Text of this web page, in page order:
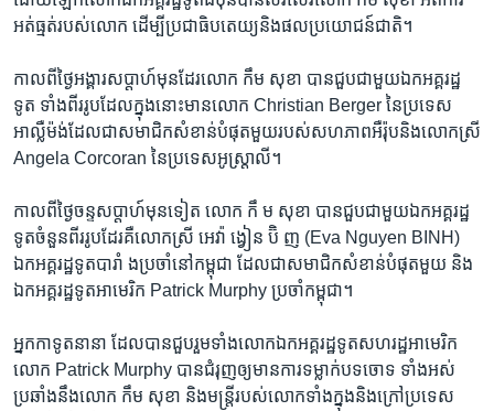
អត់ធ្មត់​របស់​លោក ដេីម្បី​ប្រជាធិបតេយ្យ​និង​ផលប្រយោជន៍​ជាតិ។
កាល​ពី​ថ្ងៃអង្គារ​សប្តាហ៍​មុន​ដែរ​លោក កឹម សុខា បាន​ជួប​ជាមួយ​ឯកអគ្គរដ្ឋ​
ទូត ទាំង​ពីរ​រូប​ដែល​ក្នុង​នោះ​មាន​លោក Christian Berger នៃ​ប្រទេស​
អាល្លឺម៉ង់​ដែល​ជា​សមាជិក​សំខាន់​បំផុត​មួយ​របស់​សហភាព​អឺរ៉ុប​និង​លោកស្រី
Angela Corcoran នៃ​ប្រទេស​អូស្ត្រាលី។
កាល​ពី​ថ្ងៃ​ចន្ទ​សប្តាហ៍​មុន​ទៀត លោក កឹ ម សុខា បាន​ជួប​ជាមួយ​ឯកអគ្គរដ្ឋ​
ទូត​ចំនួន​ពីរ​រូប​ដែរ​គឺ​លោកស្រី អេវ៉ា ង្វៀន ប៊ិ ញ (Eva Nguyen BINH)
ឯកអគ្គរដ្ឋ​ទូត​បារាំ ង​ប្រចាំ​នៅ​កម្ពុជា ដែល​ជា​សមាជិក​សំខាន់​បំផុត​មួយ និង​
ឯកអគ្គរដ្ឋ​ទូត​អាមេរិក Patrick Murphy ប្រចាំ​កម្ពុជា។
អ្នក​កាទូត​នានា​ ដែល​បាន​ជួប​រួម​ទាំង​លោក​ឯកអគ្គរដ្ឋទូត​សហរដ្ឋ​អាមេរិក​
លោក Patrick Murphy បាន​ជំរុញ​ឲ្យ​មាន​ការ​ទម្លាក់​បទ​ចោទ​ ទាំង​អស់​
ប្រឆាំង​នឹង​លោក កឹម សុខា និង​មន្ត្រី​របស់​លោកទាំង​ក្នុង​និង​ក្រៅប្រទេស​